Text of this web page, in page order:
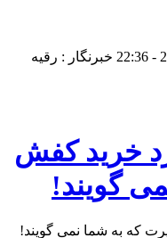
خبرنگار : رقیه
خرید کفش
گویند!